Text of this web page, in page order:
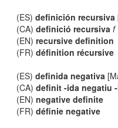
(ES)definición recursiva
(CA)definició recursiva f
(EN)recursive definition
(FR)définition récursive
(ES)definida negativa
(CA)definit -ida negatiu
(EN)negative definite
(FR)définie negative